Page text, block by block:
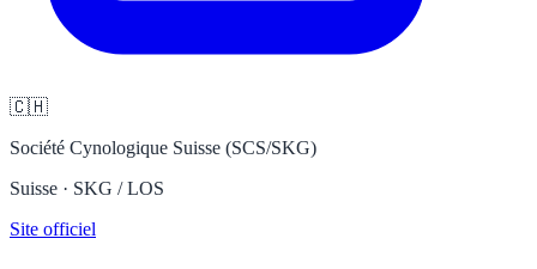
🇨🇭
Société Cynologique Suisse (SCS/SKG)
Suisse · SKG / LOS
Site officiel